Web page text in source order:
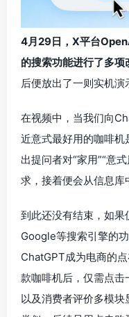
4月29日，X平台
的搜索功能进行了多项
后便放出了一则实机演
在视频中，当我们向
近意式最好用的咖啡机
出提问者对“家用”“意
求，接着便会从信息库
到此还没有结束，如果
Google等搜索引擎的
ChatGPT成为电商的
款咖啡机后，仅需点
以及消费者评价多模